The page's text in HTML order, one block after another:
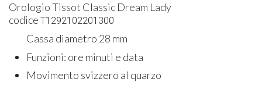
Orologio Tissot Classic Dream Lady
codiceT1292102201300
Cassa diametro 28 mm
Funzioni: ore minuti e data
Movimento svizzero al quarzo